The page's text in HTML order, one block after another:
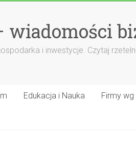
wiadomości
i inwestycje. Czytaj
Edukacja i Nauka Firmy wg